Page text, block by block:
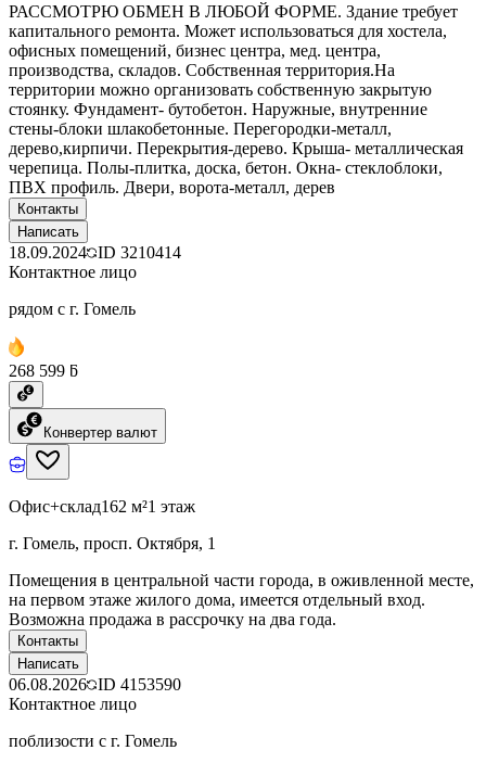
РАССМОТРЮ ОБМЕН В ЛЮБОЙ ФОРМЕ. Здание требует
капитального ремонта. Может использоваться для хостела,
офисных помещений, бизнес центра, мед. центра,
производства, складов. Собственная территория.На
территории можно организовать собственную закрытую
стоянку. Фундамент- бутобетон. Наружные, внутренние
стены-блоки шлакобетонные. Перегородки-металл,
дерево,кирпичи. Перекрытия-дерево. Крыша- металлическая
черепица. Полы-плитка, доска, бетон. Окна- стеклоблоки,
ПВХ профиль. Двери, ворота-металл, дерев
Контакты
Написать
18.09.2024 ID 3210414
Контактное лицо
рядом с г. Гомель
268 599 ƃ
Конвертер валют
Офис+склад162 м²1 этаж
г. Гомель, просп. Октября, 1
Помещения в центральной части города, в оживленной месте,
на первом этаже жилого дома, имеется отдельный вход.
Возможна продажа в рассрочку на два года.
Контакты
Написать
06.08.2026 ID 4153590
Контактное лицо
поблизости с г. Гомель